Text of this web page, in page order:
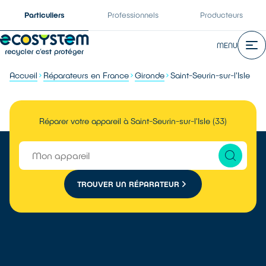
Particuliers Professionnels Producteurs
MENU
Accueil Réparateurs en France Gironde Saint-Seurin-sur-l'Isle
Réparer votre appareil à Saint-Seurin-sur-l'Isle (33)
TROUVER UN RÉPARATEUR